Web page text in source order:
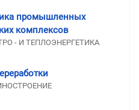
промышленных
комплексов
- И ТЕПЛОЭНЕРГЕТИКА